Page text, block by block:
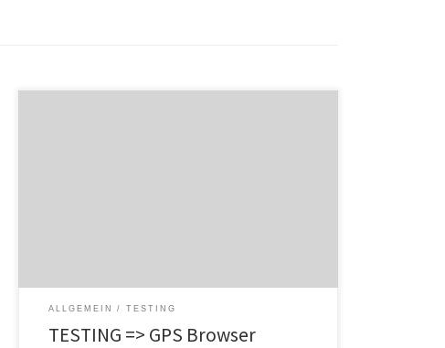
ALLGEMEIN TESTING
TESTING => GPS Browser